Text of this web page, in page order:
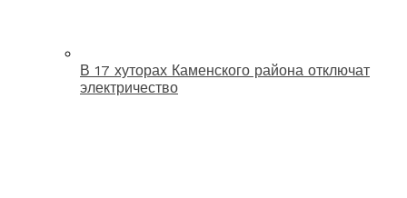
В 17 хуторах Каменского района отключат
электричество